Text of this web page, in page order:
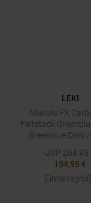
LEKI
Makalu FX
Faltstock
Greenblue Dark
UVP 204,95
154,95 €